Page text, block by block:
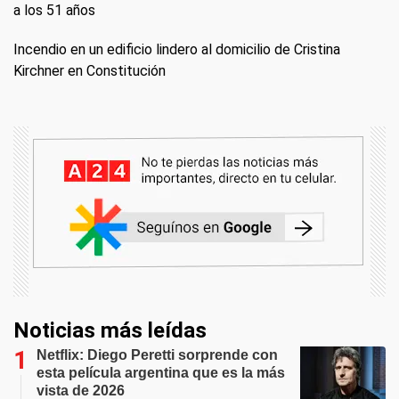
a los 51 años
Incendio en un edificio lindero al domicilio de Cristina
Kirchner en Constitución
Noticias más leídas
Netflix: Diego Peretti sorprende con
esta película argentina que es la más
vista de 2026